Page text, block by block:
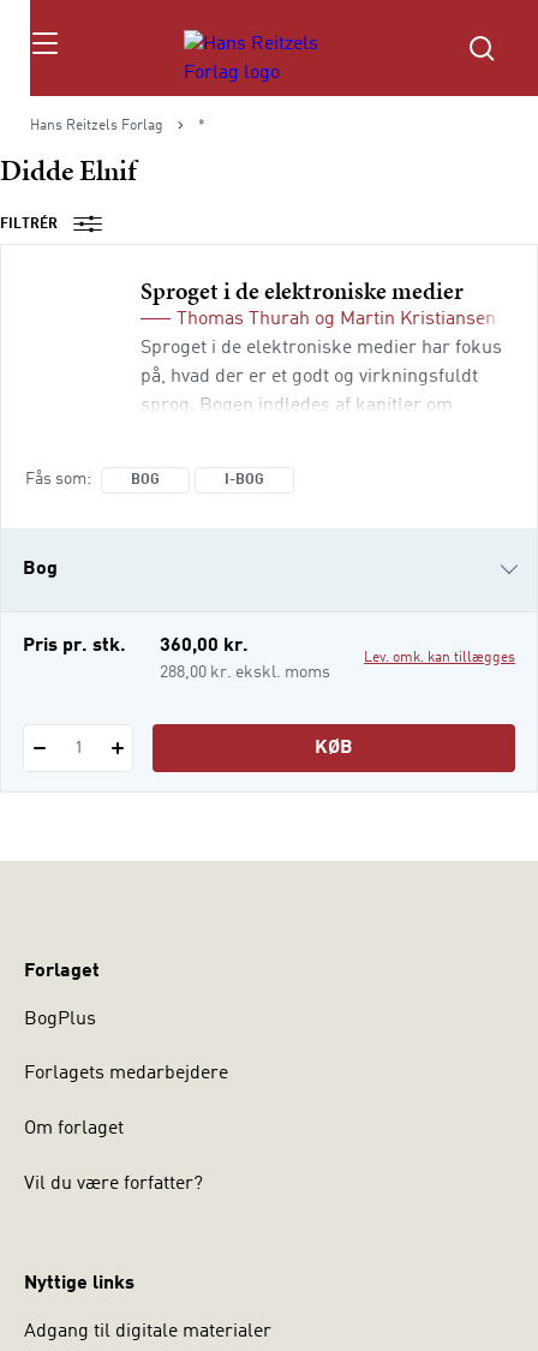
Søg
Hans Reitzels Forlag *
Didde Elnif
FILTRÉR
Sproget i de elektroniske medier
Thomas Thurah og Martin Kristiansen
Sproget i de elektroniske medier har fokus
på, hvad der er et godt og virkningsfuldt
sprog. Bogen indledes af kapitler om
Fås som BOG I-BOG
Bog
i-bog
Pris pr. stk. 360,00 kr.
288,00 kr. ekskl. moms
Lev. omk. kan tillægges
1 KØB
Forlaget
BogPlus
Forlagets medarbejdere
Om forlaget
Vil du være forfatter?
Nyttige links
Adgang til digitale materialer